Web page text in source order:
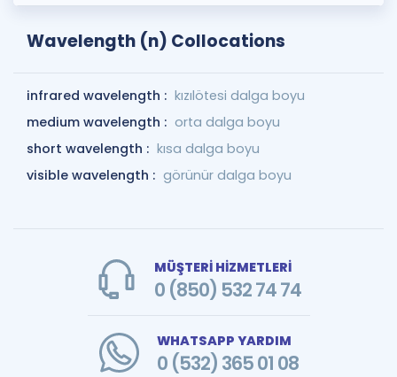
Wavelength (n) Collocations
infrared wavelength : kızılötesi dalga boyu
medium wavelength : orta dalga boyu
short wavelength : kısa dalga boyu
visible wavelength : görünür dalga boyu
MÜŞTERİ HİZMETLERİ
0 (850) 532 74 74
WHATSAPP YARDIM
0 (532) 365 01 08